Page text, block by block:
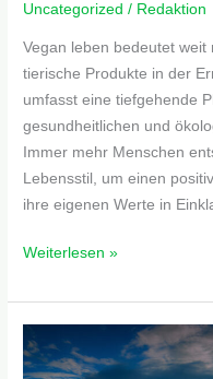
Uncategorized / Redaktion
Vegan leben bedeutet
tierische Produkte in der
umfasst eine tiefgehende
gesundheitlichen und
Immer mehr Menschen
Lebensstil, um einen
ihre eigenen Werte in
Weiterlesen »
Aktivitäten